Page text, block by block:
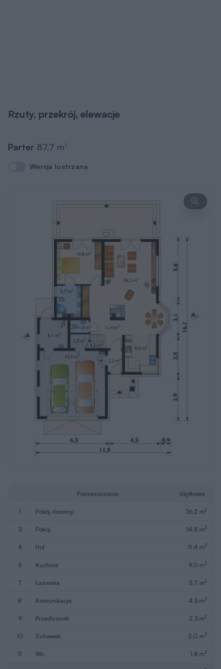
Rzuty, przekrój, elewacje
Parter 87,7 m2
Wersja lustrzana
Wersja lustrzana
Pomieszczenie Użytkowa
1 pokój dzienny 36,2 m2
3 pokój 14,8 m2
4 hol 11,4 m2
5 kuchnia 9,0 m2
7 łazienka 5,7 m2
8 komunikacja 4,5 m2
9 przedsionek 2,3 m2
10 schowek 2,0 m2
11 wc 1,8 m2